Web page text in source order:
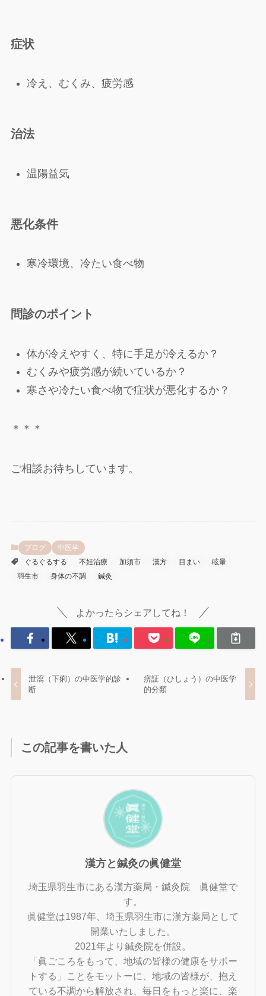
症状
冷え、むくみ、疲労感
治法
温陽益気
悪化条件
寒冷環境、冷たい食べ物
問診のポイント
体が冷えやすく、特に手足が冷えるか？
むくみや疲労感が続いているか？
寒さや冷たい食べ物で症状が悪化するか？
＊＊＊
ご相談お待ちしています。
ブログ
中医学
ぐるぐるする
不妊治療 加須市 漢方 目まい
眩暈
羽生市
身体の不調 鍼灸
よかったらシェアしてね！
泄瀉（下痢）の中医学的診
断
痹証（ひしょう）の中医学
的分類
この記事を書いた人
漢方と鍼灸の眞健堂
埼玉県羽生市にある漢方薬局・鍼灸院 眞健堂で
す。
眞健堂は1987年、埼玉県羽生市に漢方薬局として
開業いたしました。
2021年より鍼灸院を併設。
「眞ごころをもって、地域の皆様の健康をサポー
トする」ことをモットーに、地域の皆様が、抱え
ている不調から解放され、毎日をもっと楽に、楽